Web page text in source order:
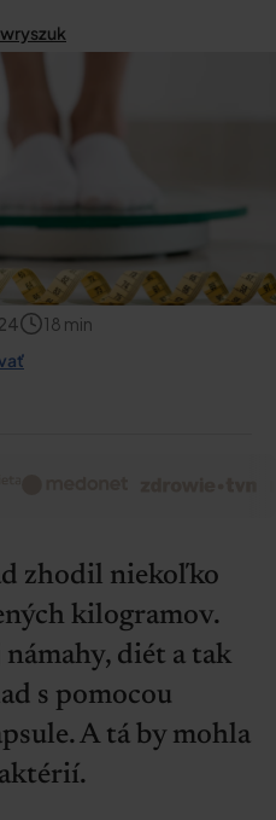
18 min
zhodil niekoľko
kilogramov.
diét a tak
s pomocou
A tá by mohla